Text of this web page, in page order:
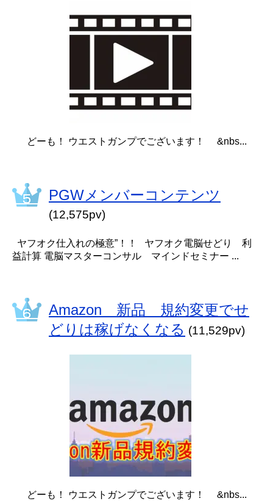
どーも！ ウエストガンプでございます！ &nbs...
PGWメンバーコンテンツ
(12,575pv)
ヤフオク仕入れの極意”！！ ヤフオク電脳せどり 利
益計算 電脳マスターコンサル マインドセミナー ...
Amazon 新品 規約変更でせ
どりは稼げなくなる (11,529pv)
どーも！ ウエストガンプでございます！ &nbs...